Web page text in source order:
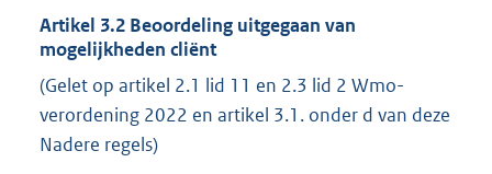
Artikel 3.2 Beoordeling uitgegaan van
mogelijkheden cliënt
(Gelet op artikel 2.1 lid 11 en 2.3 lid 2 Wmo-
verordening 2022 en artikel 3.1. onder d van deze
Nadere regels)